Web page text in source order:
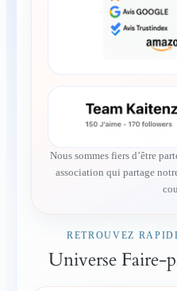
Nous sommes fiers d’être
association qui partage
RETROUVEZ
Universe Faire-